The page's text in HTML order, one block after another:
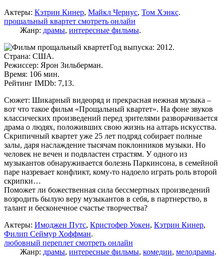
Актеры: Кэтрин Кинер, Майкл Чернус, Том Хэнкс.
прощальный квартет смотреть онлайн
Жанр: драмы, интересные фильмы.
Год выпуска: 2012.
Страна: США.
Режиссер: Ярон Зильберман.
Время: 106 мин.
Рейтинг IMDb: 7,13.
Сюжет: Шикарный видеоряд и прекрасная нежная музыка –
вот что такое фильм «Прощальный квартет». На фоне звуков
классических произведений перед зрителями разворачивается
драма о людях, положивших свою жизнь на алтарь искусства.
Скрипичный квартет уже 25 лет подряд собирает полные
залы, даря наслаждение тысячам поклонников музыки. Но
человек не вечен и подвластен страстям. У одного из
музыкантов обнаруживается болезнь Паркинсона, в семейной
паре назревает конфликт, кому-то надоело играть роль второй
скрипки…
Поможет ли божественная сила бессмертных произведений
возродить былую веру музыкантов в себя, в партнерство, в
талант и бесконечное счастье творчества?
Актеры: Имоджен Путс, Кристофер Уокен, Кэтрин Кинер,
Филип Сеймур Хоффман.
любовный переплет смотреть онлайн
Жанр: драмы, интересные фильмы, комедии, мелодрамы.